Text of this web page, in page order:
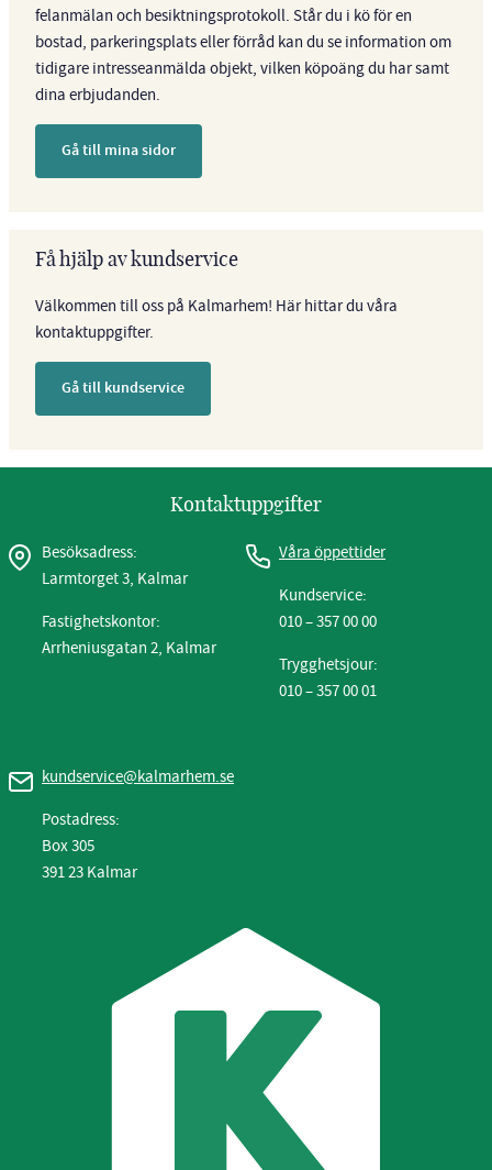
felanmälan och besiktningsprotokoll. Står du i kö för en
bostad, parkeringsplats eller förråd kan du se information om
tidigare intresseanmälda objekt, vilken köpoäng du har samt
dina erbjudanden.
Gå till mina sidor
Få hjälp av kundservice
Välkommen till oss på Kalmarhem! Här hittar du våra
kontaktuppgifter.
Gå till kundservice
Kontaktuppgifter
Besöksadress:
Larmtorget 3, Kalmar
Fastighetskontor:
Arrheniusgatan 2, Kalmar
Våra öppettider
Kundservice:
010 – 357 00 00
Trygghetsjour:
010 – 357 00 01
kundservice@kalmarhem.se
Postadress:
Box 305
391 23 Kalmar